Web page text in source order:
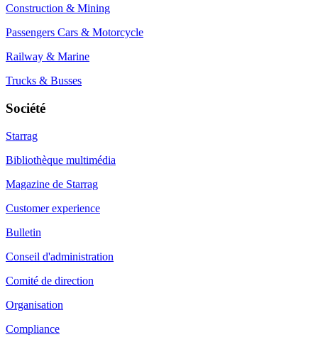
Construction & Mining
Passengers Cars & Motorcycle
Railway & Marine
Trucks & Busses
Société
Starrag
Bibliothèque multimédia
Magazine de Starrag
Customer experience
Bulletin
Conseil d'administration
Comité de direction
Organisation
Compliance